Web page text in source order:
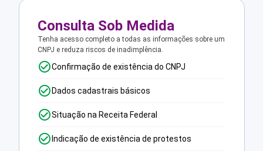
Consulta Sob Medida
Tenha acesso completo a todas as informações sobre um
CNPJ e reduza riscos de inadimplência.
Confirmação de existência do CNPJ
Dados cadastrais básicos
Situação na Receita Federal
Indicação de existência de protestos